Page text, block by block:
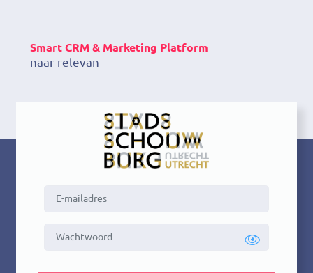
Smart CRM & Marketing Platform
naar relevant